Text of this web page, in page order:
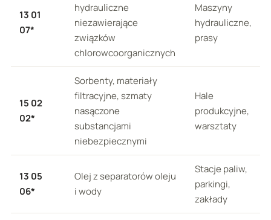
13 01
07*
hydrauliczne
niezawierające
związków
chlorowcoorganicznych
Maszyny
hydrauliczne,
prasy
15 02
02*
Sorbenty, materiały
filtracyjne, szmaty
nasączone
substancjami
niebezpiecznymi
Hale
produkcyjne,
warsztaty
13 05
06*
Olej z separatorów oleju
i wody
Stacje paliw,
parkingi,
zakłady